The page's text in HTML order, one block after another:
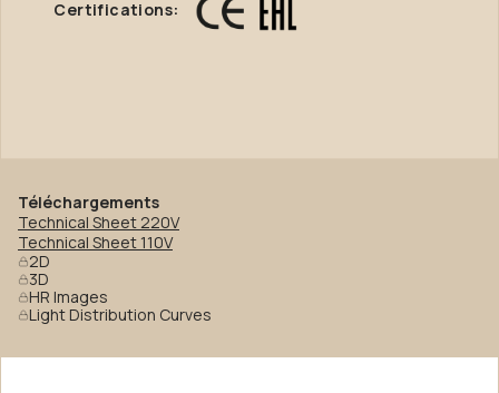
Certifications:
Téléchargements
Technical Sheet 220V
Technical Sheet 110V
2D
3D
HR Images
Light Distribution Curves